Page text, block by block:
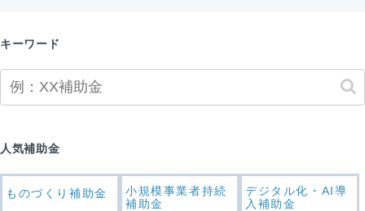
キーワード
人気補助金
ものづくり補助金
小規模事業者持続
補助金
デジタル化・AI導
入補助金